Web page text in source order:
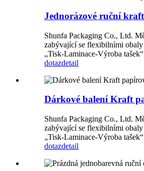
Jednorázové ruční
Shunfa Packaging Co., Ltd.
zabývající se flexibilními
„Tisk-Laminace-Výroba
dotazdetail
Dárkové balení Kraft
Shunfa Packaging Co., Ltd.
zabývající se flexibilními
„Tisk-Laminace-Výroba
dotazdetail